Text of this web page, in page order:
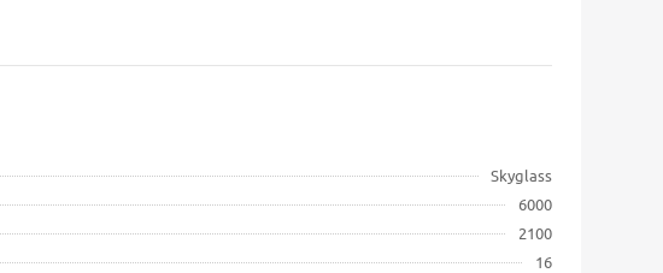
Skyglass
6000
2100
16